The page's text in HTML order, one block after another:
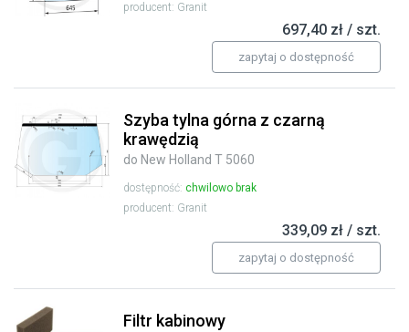
producent: Granit
697,40 zł / szt.
zapytaj o dostępność
Szyba tylna górna z czarną
krawędzią
do New Holland T 5060
dostępność: chwilowo brak
producent: Granit
339,09 zł / szt.
zapytaj o dostępność
Filtr kabinowy